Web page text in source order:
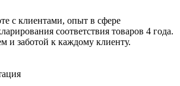
с клиентами, опыт в сфере
соответствия товаров 4 года.
и заботой к каждому клиенту.